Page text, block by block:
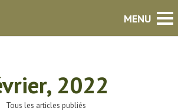
2022
Tous les articles publiés